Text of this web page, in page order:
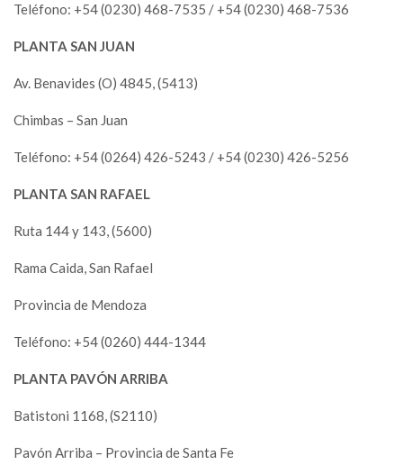
Teléfono: +54 (0230) 468-7535 / +54 (0230) 468-7536
PLANTA SAN JUAN
Av. Benavides (O) 4845, (5413)
Chimbas – San Juan
Teléfono: +54 (0264) 426-5243 / +54 (0230) 426-5256
PLANTA SAN RAFAEL
Ruta 144 y 143, (5600)
Rama Caida, San Rafael
Provincia de Mendoza
Teléfono: +54 (0260) 444-1344
PLANTA PAVÓN ARRIBA
Batistoni 1168, (S2110)
Pavón Arriba – Provincia de Santa Fe